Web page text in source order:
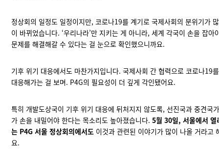
정상회의 일정도 일정이지만, 코로나19를 계기로 국제사회의 분위기가 많
이 바뀌었습니다. ‘우리나라’만 지키는 게 아니라, 세계 각국이 손을 잡아
문제를 해결해갈 수 있다는 걸 눈으로 확인했으니까요.
기후 위기 대응에서도 마찬가지입니다. 국제사회 간 협력으로 코로나19를
대응해가는 걸 보며. P4G의 필요성이 더 깊게 각인됐어요.
특히 개발도상국이 기후 위기 대응에 뒤처지지 않도록, 선진국과 중견국가
가 손을 내밀어야 한다는 목소리도 높아졌습니다. 5월 30일, 서울에서 열
는 P4G 서울 정상회의에서도 이것과 관련된 이야기가 많이 나올 거라고
요.